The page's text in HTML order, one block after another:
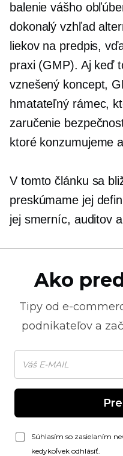
balenie vášho
dokonalý vzhľad
liekov na predpis,
praxi (GMP). Aj keď
vznešený koncept,
hmatateľný rámec,
zaručenie
ktoré konzumujeme
V tomto článku sa
preskúmame jej
jej smerníc, auditov
Ako
Tipy od e-
podnikateľov a
Súhlasím so zasielaním
kedykoľvek odhlásiť.